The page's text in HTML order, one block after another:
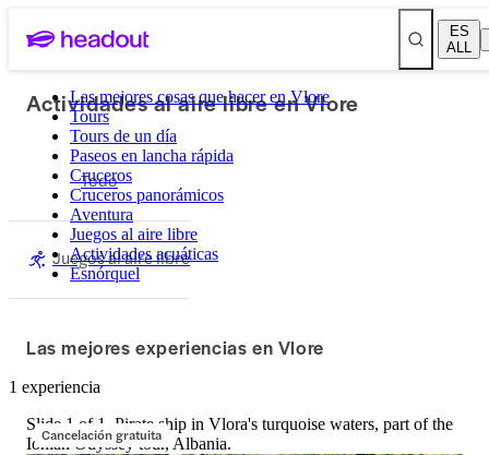
ES
ALL
Las mejores cosas que hacer en Vlore
Tours
Tours de un día
Paseos en lancha rápida
Cruceros
Cruceros panorámicos
Aventura
Juegos al aire libre
Actividades acuáticas
Esnórquel
Actividades al aire libre en Vlore
Todo
Juegos al aire libre
Las mejores experiencias en Vlore
1 experiencia
Cancelación gratuita
Slide 1 of 1, Pirate ship in Vlora's turquoise waters, part of the
Ionian Odyssey tour, Albania.